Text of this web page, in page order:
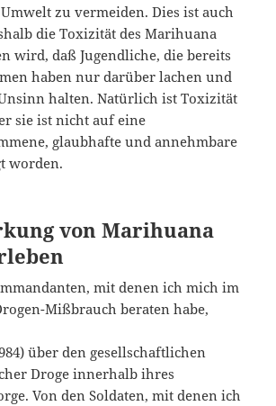
zu vermeiden. Dies ist auch
die Toxizität des Marihuana
wird, daß Jugendliche, die bereits
haben nur darüber lachen und
halten. Natürlich ist Toxizität
sie ist nicht auf eine
glaubhafte und annehmbare
worden.
von Marihuana
mit denen ich mich im
Mißbrauch beraten habe,
über den gesellschaftlichen
Droge innerhalb ihres
Von den Soldaten, mit denen ich